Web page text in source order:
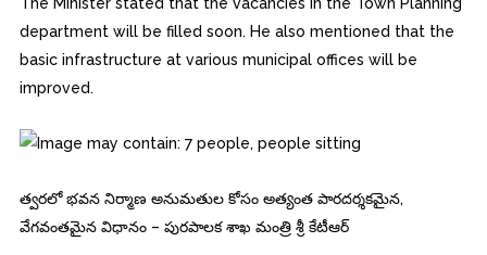
The Minister stated that the vacancies in the Town Planning
department will be filled soon. He also mentioned that the
basic infrastructure at various municipal offices will be
improved.
త్వరలో భవన నిర్మాణ అనుమతుల కోసం అత్యంత పారదర్శకమైన,
వేగవంతమైన విధానం – పురపాలక శాఖ మంత్రి శ్రీ కేటీఆర్